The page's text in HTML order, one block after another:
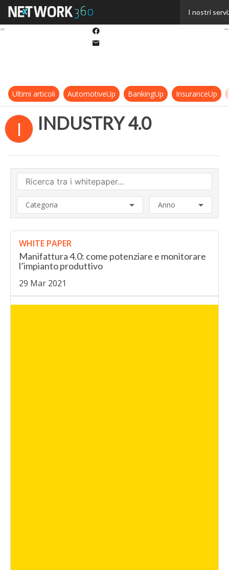
I nostri
Ultimi articoli AutomotiveUp BankingUp InsuranceUp
I INDUSTRY 4.0
Categoria Anno
WHITE PAPER
Manifattura 4.0: come potenziare e monitorare
l’impianto produttivo
29 Mar 2021